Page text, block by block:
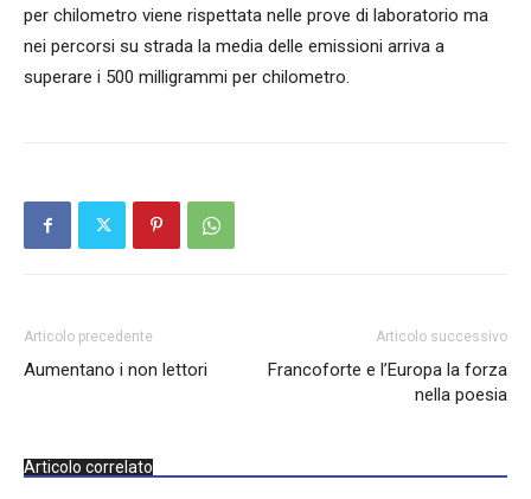
per chilometro viene rispettata nelle prove di laboratorio ma
nei percorsi su strada la media delle emissioni arriva a
superare i 500 milligrammi per chilometro.
Articolo precedente
Aumentano i non lettori
Articolo successivo
Francoforte e l’Europa la forza
nella poesia
Articolo correlato